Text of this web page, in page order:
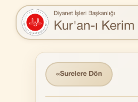
Diyanet İşleri Başkanlığı
Kur'an-ı Kerim
‹‹Surelere Dön